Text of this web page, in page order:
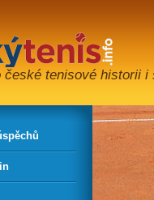
české tenisové historii i